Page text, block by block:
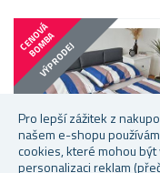
Pro lepší zážitek z
našem e-shopu
cookies, které mohou být
personalizaci reklam
C
E
N
O
V
Á
B
O
M
B
A
VÝPRODEJ